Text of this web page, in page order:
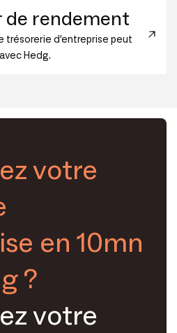
de rendement
trésorerie d’entreprise peut
Hedg.
votre
en 10mn
?
votre